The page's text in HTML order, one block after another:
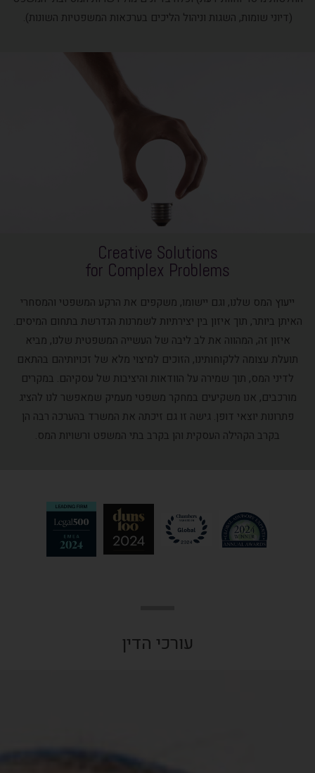
(דיוני שומות, השגות וניהול הליכים בערכאות המשפטיות השונות).
Creative Solutions
for Complex Problems
ייעוץ המס שלנו, וגם יישומו, משקפים את הרקע המשפטי והמסחרי
האיתן ביותר, תוך איזון בין יצירתיות לשמרנות הנדרשת בתחום המיסים.
איזון זה, המהווה את לב ליבה של העשייה המשפטית שלנו, מביא
תועלת עצומה ללקוחותינו, הזוכים למיצוי מלא של זכויותיהם בהתאם
לדיני המס, תוך שמירה על הוודאות והיציבות של עסקיהם. במקרים
מורכבים, אנו משקיעים במחקר משפטי מעמיק שמאפשר לנו להציג
פתרונות יוצאי דופן. גישה זו גם זיכתה את המשרד בהערכה רבה הן
בקרב הקהילה העסקית והן בקרב בתי המשפט ורשויות המס.
עורכי הדין